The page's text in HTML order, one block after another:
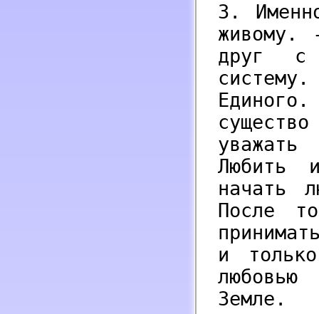
3.
живому.
друг с
уважать
Любить
начать
После
и
Земле.